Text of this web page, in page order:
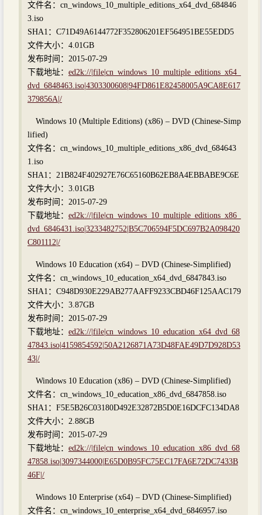
文件名：cn_windows_10_multiple_editions_x64_dvd_684846
3.iso
SHA1：C71D49A6144772F352806201EF564951BE55EDD5
文件大小：4.01GB
发布时间：2015-07-29
下载地址： ed2k://|file|cn_windows_10_multiple_editions_x64_
dvd_6848463.iso|4303300608|94FD861E82458005A9CA8E617
379856A|/
Windows 10 (Multiple Editions) (x86) – DVD (Chinese-Simp
lified)
文件名：cn_windows_10_multiple_editions_x86_dvd_684643
1.iso
SHA1：21B824F402927E76C65160B62EB8A4EBBABE9C6E
文件大小：3.01GB
发布时间：2015-07-29
下载地址： ed2k://|file|cn_windows_10_multiple_editions_x86_
dvd_6846431.iso|3233482752|B5C706594F5DC697B2A098420
C801112|/
Windows 10 Education (x64) – DVD (Chinese-Simplified)
文件名：cn_windows_10_education_x64_dvd_6847843.iso
SHA1：C948D930E229AB277AAFF9233CBD46F125AAC179
文件大小：3.87GB
发布时间：2015-07-29
下载地址： ed2k://|file|cn_windows_10_education_x64_dvd_68
47843.iso|4159854592|50A2126871A73D48FAE49D7D928D53
43|/
Windows 10 Education (x86) – DVD (Chinese-Simplified)
文件名：cn_windows_10_education_x86_dvd_6847858.iso
SHA1：F5E5B26C03180D492E32872B5D0E16DCFC134DA8
文件大小：2.88GB
发布时间：2015-07-29
下载地址： ed2k://|file|cn_windows_10_education_x86_dvd_68
47858.iso|3097344000|E65D0B95FC75EC17FA6E72DC7433B
46F|/
Windows 10 Enterprise (x64) – DVD (Chinese-Simplified)
文件名：cn_windows_10_enterprise_x64_dvd_6846957.iso